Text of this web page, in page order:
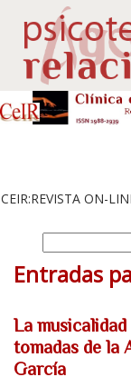
CEIR:REVISTA ON-
Entradas
La
tomadas de la
García